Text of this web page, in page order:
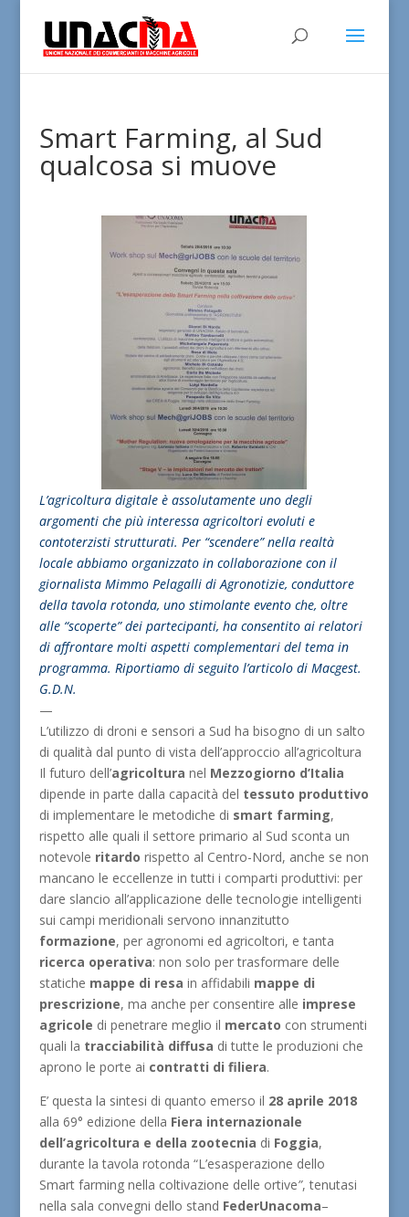
Smart Farming, al Sud
qualcosa si muove
L’agricoltura digitale è assolutamente uno degli
argomenti che più interessa agricoltori evoluti e
contoterzisti strutturati. Per “scendere” nella realtà
locale abbiamo organizzato in collaborazione con il
giornalista Mimmo Pelagalli di Agronotizie, conduttore
della tavola rotonda, uno stimolante evento che, oltre
alle “scoperte” dei partecipanti, ha consentito ai relatori
di affrontare molti aspetti complementari del tema in
programma. Riportiamo di seguito l’articolo di Macgest.
G.D.N.
—
L’utilizzo di droni e sensori a Sud ha bisogno di un salto
di qualità dal punto di vista dell’approccio all’agricoltura
Il futuro dell’agricoltura nel Mezzogiorno d’Italia
dipende in parte dalla capacità del tessuto produttivo
di implementare le metodiche di smart farming,
rispetto alle quali il settore primario al Sud sconta un
notevole ritardo rispetto al Centro-Nord, anche se non
mancano le eccellenze in tutti i comparti produttivi: per
dare slancio all’applicazione delle tecnologie intelligenti
sui campi meridionali servono innanzitutto
formazione, per agronomi ed agricoltori, e tanta
ricerca operativa: non solo per trasformare delle
statiche mappe di resa in affidabili mappe di
prescrizione, ma anche per consentire alle imprese
agricole di penetrare meglio il mercato con strumenti
quali la tracciabilità diffusa di tutte le produzioni che
aprono le porte ai contratti di filiera.
E’ questa la sintesi di quanto emerso il 28 aprile 2018
alla 69° edizione della Fiera internazionale
dell’agricoltura e della zootecnia di Foggia,
durante la tavola rotonda “L’esasperazione dello
Smart farming nella coltivazione delle ortive”, tenutasi
nella sala convegni dello stand FederUnacoma–